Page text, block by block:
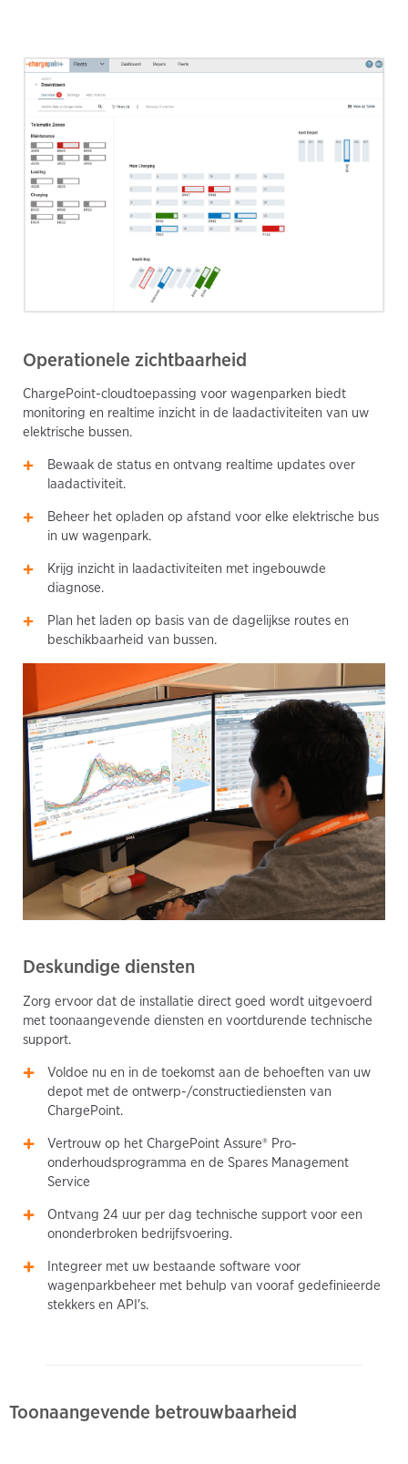
Operationele zichtbaarheid
ChargePoint-cloudtoepassing voor wagenparken biedt
monitoring en realtime inzicht in de laadactiviteiten van uw
elektrische bussen.
Bewaak de status en ontvang realtime updates over
laadactiviteit.
Beheer het opladen op afstand voor elke elektrische bus
in uw wagenpark.
Krijg inzicht in laadactiviteiten met ingebouwde
diagnose.
Plan het laden op basis van de dagelijkse routes en
beschikbaarheid van bussen.
Deskundige diensten
Zorg ervoor dat de installatie direct goed wordt uitgevoerd
met toonaangevende diensten en voortdurende technische
support.
Voldoe nu en in de toekomst aan de behoeften van uw
depot met de ontwerp-/constructiediensten van
ChargePoint.
Vertrouw op het ChargePoint Assure® Pro-
onderhoudsprogramma en de Spares Management
Service
Ontvang 24 uur per dag technische support voor een
ononderbroken bedrijfsvoering.
Integreer met uw bestaande software voor
wagenparkbeheer met behulp van vooraf gedefinieerde
stekkers en API's.
Toonaangevende betrouwbaarheid